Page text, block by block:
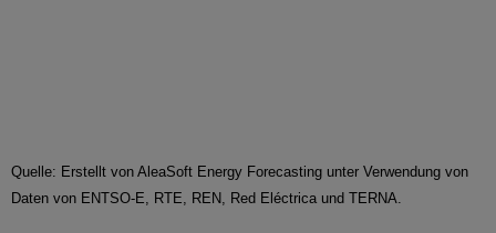
Quelle: Erstellt von AleaSoft Energy Forecasting unter Verwendung von
Daten von ENTSO-E, RTE, REN, Red Eléctrica und TERNA.